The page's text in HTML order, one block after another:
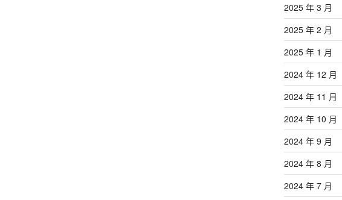
2025 年 3 月
2025 年 2 月
2025 年 1 月
2024 年 12 月
2024 年 11 月
2024 年 10 月
2024 年 9 月
2024 年 8 月
2024 年 7 月